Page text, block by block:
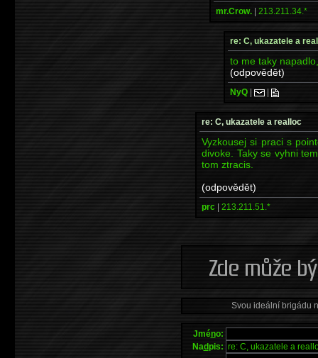
mr.Crow. | 213.211.34.*
re: C, ukazatele a
to me taky
(odpovědět)
NyQ | |
re: C, ukazatele a realloc
Vyzkousej si praci s
divoke. Taky se vyhni
tom ztracis.
(odpovědět)
prc | 213.211.51.*
Svou ideální brigádu
Jméno:
Nadpis: